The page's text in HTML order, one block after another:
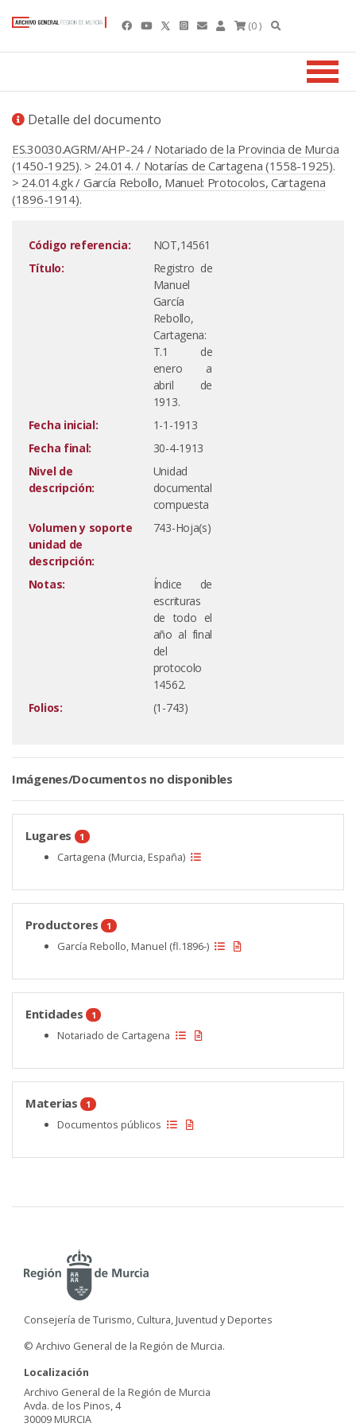
(0 )
Detalle del documento
ES.30030.AGRM/AHP-24 / Notariado de la Provincia de Murcia
(1450-1925). > 24.014. / Notarías de Cartagena (1558-1925).
> 24.014.gk / García Rebollo, Manuel: Protocolos, Cartagena
(1896-1914).
Código referencia:
NOT,14561
Título:
Registro de
Manuel
García
Rebollo,
Cartagena:
T.1 de
enero a
abril de
1913.
Fecha inicial:
1-1-1913
Fecha final:
30-4-1913
Nivel de
descripción:
Unidad
documental
compuesta
Volumen y soporte
unidad de
descripción:
743-Hoja(s)
Notas:
Índice de
escrituras
de todo el
año al final
del
protocolo
14562.
Folios:
(1-743)
Imágenes/Documentos no disponibles
Lugares 1
Cartagena (Murcia, España)
Productores 1
García Rebollo, Manuel (fl.1896-)
Entidades 1
Notariado de Cartagena
Materias 1
Documentos públicos
Consejería de Turismo, Cultura, Juventud y Deportes
© Archivo General de la Región de Murcia.
Localización
Archivo General de la Región de Murcia
Avda. de los Pinos, 4
30009 MURCIA